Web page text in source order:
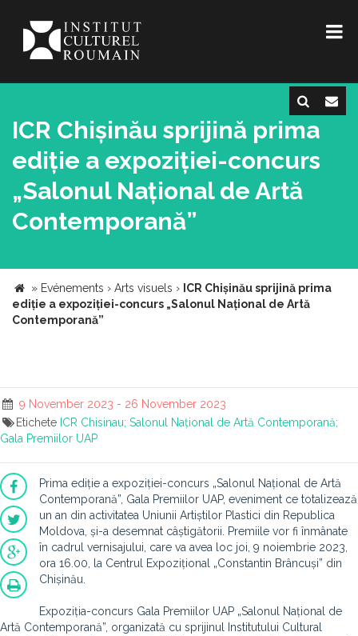
ICR Chișinău sprijină prima
ediție a expoziției-concurs
„Salonul Național de Artă
Contemporană”
» Evénements › Arts visuels › ICR Chișinău sprijină prima
ediție a expoziției-concurs „Salonul Național de Artă
Contemporană”
9 November 2023 - 26 November 2023
Etichete ICR Chisinau; Salonul Național de Artă Contemporană;
Gala Premiilor UAP
Prima ediție a expoziției-concurs „Salonul Național de Artă
Contemporană”, Gala Premiilor UAP, eveniment ce totalizează
un an din activitatea Uniunii Artiștilor Plastici din Republica
Moldova, și-a desemnat câștigătorii. Premiile vor fi înmânate
în cadrul vernisajului, care va avea loc joi, 9 noiembrie 2023,
ora 16.00, la Centrul Expozițional „Constantin Brâncuși” din
Chișinău.
Expoziția-concurs Gala Premiilor UAP „Salonul Național de
Artă Contemporană”, organizată cu sprijinul Institutului Cultural